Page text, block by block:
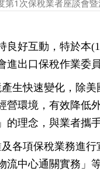
第1次保稅業者座談會
好互動，特於本
出口保稅作業委
生快速變化，除
環境，有效降低
理念，與業者攜
各項保稅業務進
中心通關實務